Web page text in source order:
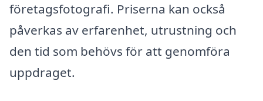
företagsfotografi. Priserna kan också
påverkas av erfarenhet, utrustning och
den tid som behövs för att genomföra
uppdraget.